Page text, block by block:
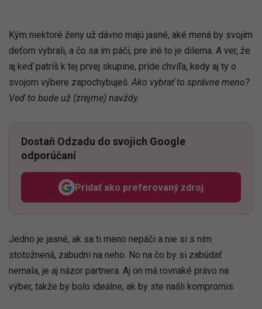
Kým niektoré ženy už dávno majú jasné, aké mená by svojim
deťom vybrali, a čo sa im páči, pre iné to je dilema. A ver, že
aj keď patríš k tej prvej skupine, príde chvíľa, kedy aj ty o
svojom výbere zapochybuješ.Ako vybrať to správne meno?
Veď to bude už (zrejme) navždy.
Dostaň Odzadu do svojich Google
odporúčaní
Pridať ako preferovaný zdroj
Odzadu, odkaz sa otvorí v
Jedno je jasné, ak sa ti meno nepáči a nie si s ním
stotožnená, zabudni na neho. No na čo by si zabúdať
nemala, je aj názor partnera. Aj on má rovnaké právo na
výber, takže by bolo ideálne, ak by ste našli kompromis.